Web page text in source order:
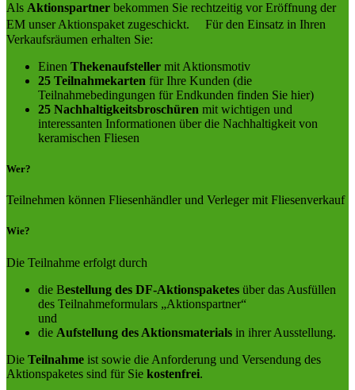
Als Aktionspartner bekommen Sie rechtzeitig vor Eröffnung der
EM unser Aktionspaket zugeschickt. Für den Einsatz in Ihren
Verkaufsräumen erhalten Sie:
Einen Thekenaufsteller mit Aktionsmotiv
25 Teilnahmekarten für Ihre Kunden (die
Teilnahmebedingungen für Endkunden finden Sie hier)
25 Nachhaltigkeitsbroschüren mit wichtigen und
interessanten Informationen über die Nachhaltigkeit von
keramischen Fliesen
Wer?
Teilnehmen können Fliesenhändler und Verleger mit Fliesenverkauf
Wie?
Die Teilnahme erfolgt durch
die Bestellung des DF-Aktionspaketes über das Ausfüllen
des Teilnahmeformulars „Aktionspartner“
und
die Aufstellung des Aktionsmaterials in ihrer Ausstellung.
Die Teilnahme ist sowie die Anforderung und Versendung des
Aktionspaketes sind für Sie kostenfrei.